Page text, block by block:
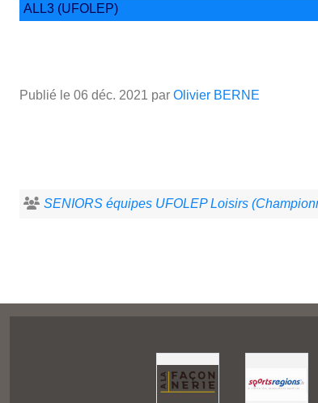
ALL3 (UFOLEP)
Publié le 06 déc. 2021 par Olivier BERNE
SENIORS équipes UFOLEP Loisirs